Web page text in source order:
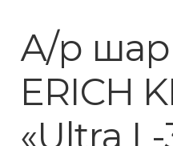
А/р
ERICH
«Ultra L-